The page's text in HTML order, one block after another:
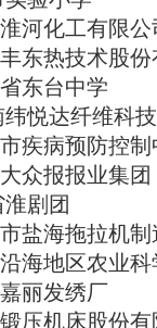
化工有限公
热技术股份
东台中学
达纤维科技
病预防控制
报报业集团
剧团
海拖拉机制
地区农业科
丽发绣厂
机床股份有